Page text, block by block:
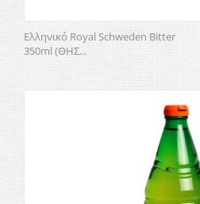
Ελληνικό Royal Schweden Bitter
350ml (ΘΗΣ...